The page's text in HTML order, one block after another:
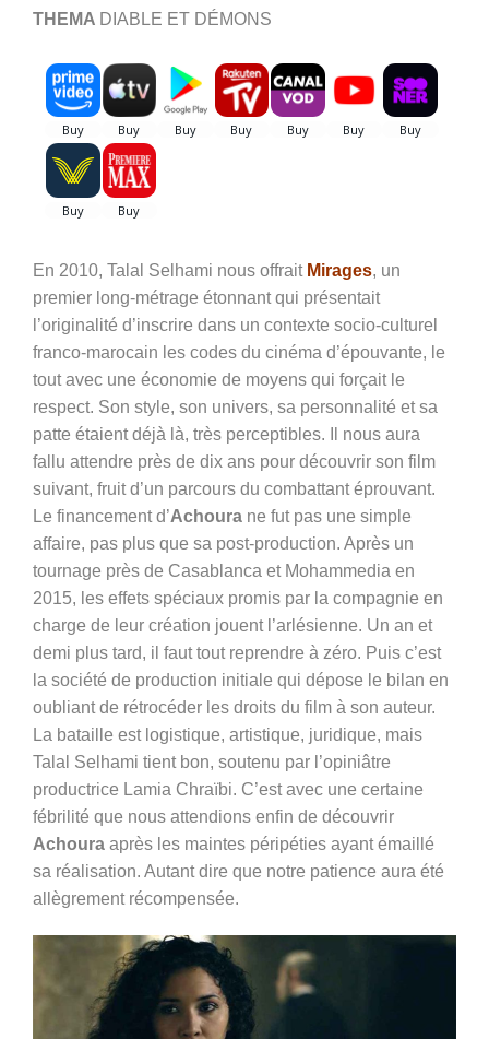
THEMA DIABLE ET DÉMONS
En 2010, Talal Selhami nous offrait Mirages, un
premier long-métrage étonnant qui présentait
l’originalité d’inscrire dans un contexte socio-culturel
franco-marocain les codes du cinéma d’épouvante, le
tout avec une économie de moyens qui forçait le
respect. Son style, son univers, sa personnalité et sa
patte étaient déjà là, très perceptibles. Il nous aura
fallu attendre près de dix ans pour découvrir son film
suivant, fruit d’un parcours du combattant éprouvant.
Le financement d’Achoura ne fut pas une simple
affaire, pas plus que sa post-production. Après un
tournage près de Casablanca et Mohammedia en
2015, les effets spéciaux promis par la compagnie en
charge de leur création jouent l’arlésienne. Un an et
demi plus tard, il faut tout reprendre à zéro. Puis c’est
la société de production initiale qui dépose le bilan en
oubliant de rétrocéder les droits du film à son auteur.
La bataille est logistique, artistique, juridique, mais
Talal Selhami tient bon, soutenu par l’opiniâtre
productrice Lamia Chraïbi. C’est avec une certaine
fébrilité que nous attendions enfin de découvrir
Achoura après les maintes péripéties ayant émaillé
sa réalisation. Autant dire que notre patience aura été
allègrement récompensée.